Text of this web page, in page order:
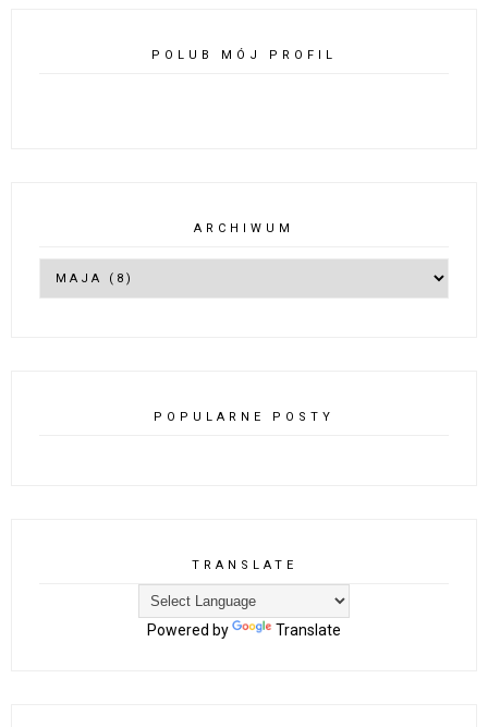
POLUB MÓJ PROFIL
ARCHIWUM
POPULARNE POSTY
TRANSLATE
Powered by Translate